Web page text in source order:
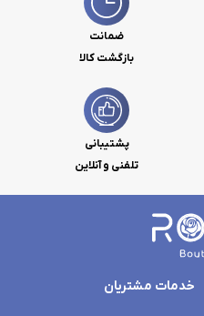
ضمانت
بازگشت کالا
پشتیبانی
تلفنی و آنلاین
خدمات مشتریان